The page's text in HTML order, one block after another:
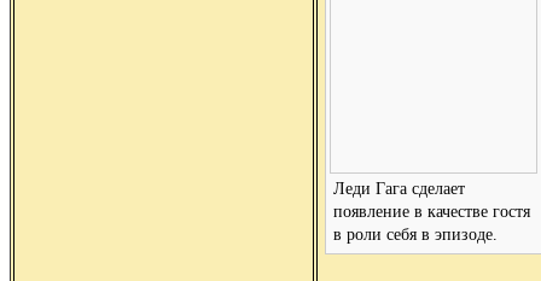
Леди Гага сделает
появление в качестве гостя
в роли себя в эпизоде.